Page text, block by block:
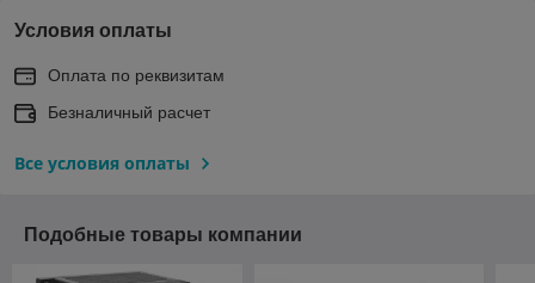
Условия оплаты
Оплата по реквизитам
Безналичный расчет
Все условия оплаты
Подобные товары компании